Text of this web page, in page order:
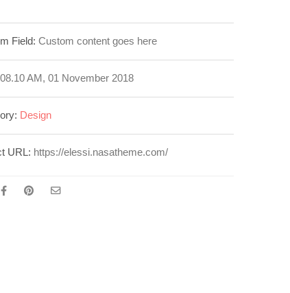
Field: Custom content goes here
08.10 AM, 01 November 2018
Design
URL: https://elessi.nasatheme.com/